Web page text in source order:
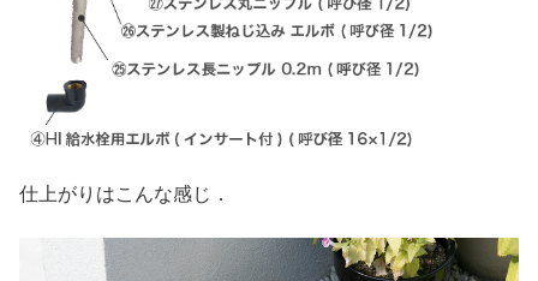
仕上がりはこんな感じ．